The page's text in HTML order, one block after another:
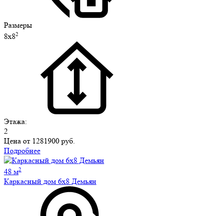
Размеры
8х82
Этажа:
2
Цена от 1281900 руб.
Подробнее
48 м2
Каркасный дом 6х8 Демьян